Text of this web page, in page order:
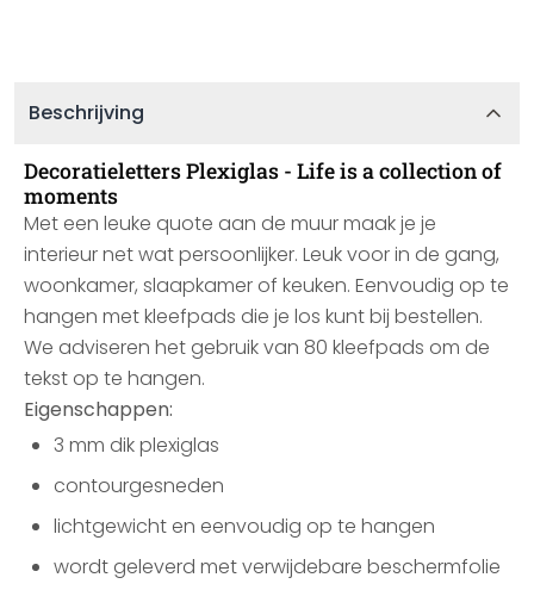
Beschrijving
Decoratieletters Plexiglas - Life is a collection of
moments
Met een leuke quote aan de muur maak je je
interieur net wat persoonlijker. Leuk voor in de gang,
woonkamer, slaapkamer of keuken. Eenvoudig op te
hangen met kleefpads die je los kunt bij bestellen.
We adviseren het gebruik van 80 kleefpads om de
tekst op te hangen.
Eigenschappen:
3 mm dik plexiglas
contourgesneden
lichtgewicht en eenvoudig op te hangen
wordt geleverd met verwijdebare beschermfolie